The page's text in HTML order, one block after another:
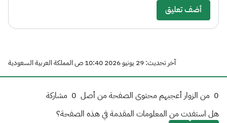
أضف تعليق
آخر تحديث: 29 يونيو 2026 10:40 ص المملكة العربية السعودية
0 من الزوار أعجبهم محتوى الصفحة من أصل 0 مشاركة
هل استفدت من المعلومات المقدمة في هذه الصفحة؟